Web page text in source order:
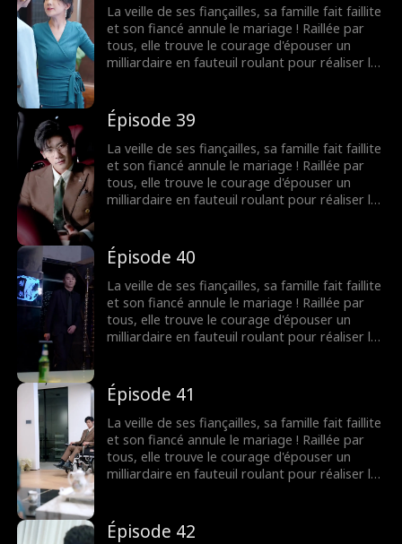
La veille de ses fiançailles, sa famille fait faillite
et son fiancé annule le mariage ! Raillée par
tous, elle trouve le courage d'épouser un
milliardaire en fauteuil roulant pour réaliser le
n'était pas du tout handicapé !
Épisode 39
La veille de ses fiançailles, sa famille fait faillite
et son fiancé annule le mariage ! Raillée par
tous, elle trouve le courage d'épouser un
milliardaire en fauteuil roulant pour réaliser le
n'était pas du tout handicapé !
Épisode 40
La veille de ses fiançailles, sa famille fait faillite
et son fiancé annule le mariage ! Raillée par
tous, elle trouve le courage d'épouser un
milliardaire en fauteuil roulant pour réaliser le
n'était pas du tout handicapé !
Épisode 41
La veille de ses fiançailles, sa famille fait faillite
et son fiancé annule le mariage ! Raillée par
tous, elle trouve le courage d'épouser un
milliardaire en fauteuil roulant pour réaliser le
n'était pas du tout handicapé !
Épisode 42